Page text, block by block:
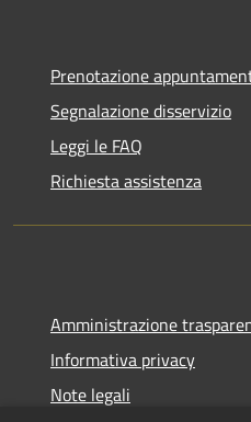
Prenotazione
Segnalazione disservizio
Leggi le FAQ
Richiesta assistenza
Amministrazione
Informativa privacy
Note legali